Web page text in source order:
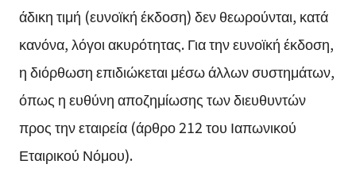
άδικη τιμή (ευνοϊκή έκδοση) δεν θεωρούνται, κατά
κανόνα, λόγοι ακυρότητας. Για την ευνοϊκή έκδοση,
η διόρθωση επιδιώκεται μέσω άλλων συστημάτων,
όπως η ευθύνη αποζημίωσης των διευθυντών
προς την εταιρεία (άρθρο 212 του Ιαπωνικού
Εταιρικού Νόμου).